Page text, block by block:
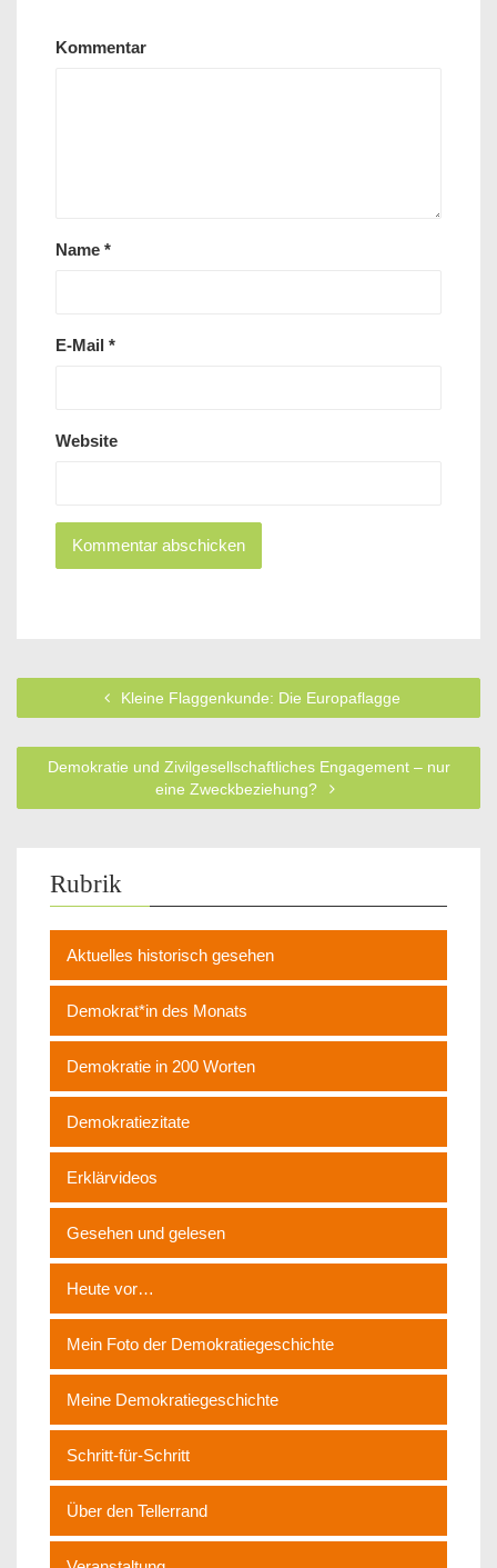
Kommentar
Name *
E-Mail *
Website
Kleine Flaggenkunde: Die Europaflagge
Demokratie und Zivilgesellschaftliches Engagement – nur
eine Zweckbeziehung?
Rubrik
Aktuelles historisch gesehen
Demokrat*in des Monats
Demokratie in 200 Worten
Demokratiezitate
Erklärvideos
Gesehen und gelesen
Heute vor…
Mein Foto der Demokratiegeschichte
Meine Demokratiegeschichte
Schritt-für-Schritt
Über den Tellerrand